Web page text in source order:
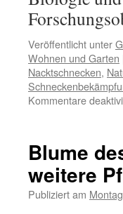
Veröffentlicht unter
Wohnen und Garten
Nacktschnecken,
Kommentare
Blume
weitere
Publiziert am